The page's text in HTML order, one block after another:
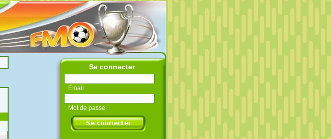
Se connecter
Email
Mot de passe